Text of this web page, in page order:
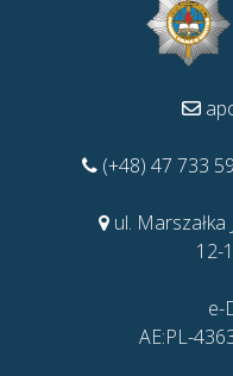
(+48) 47 733
ul. Marszałka
12-
e-
AE:PL-